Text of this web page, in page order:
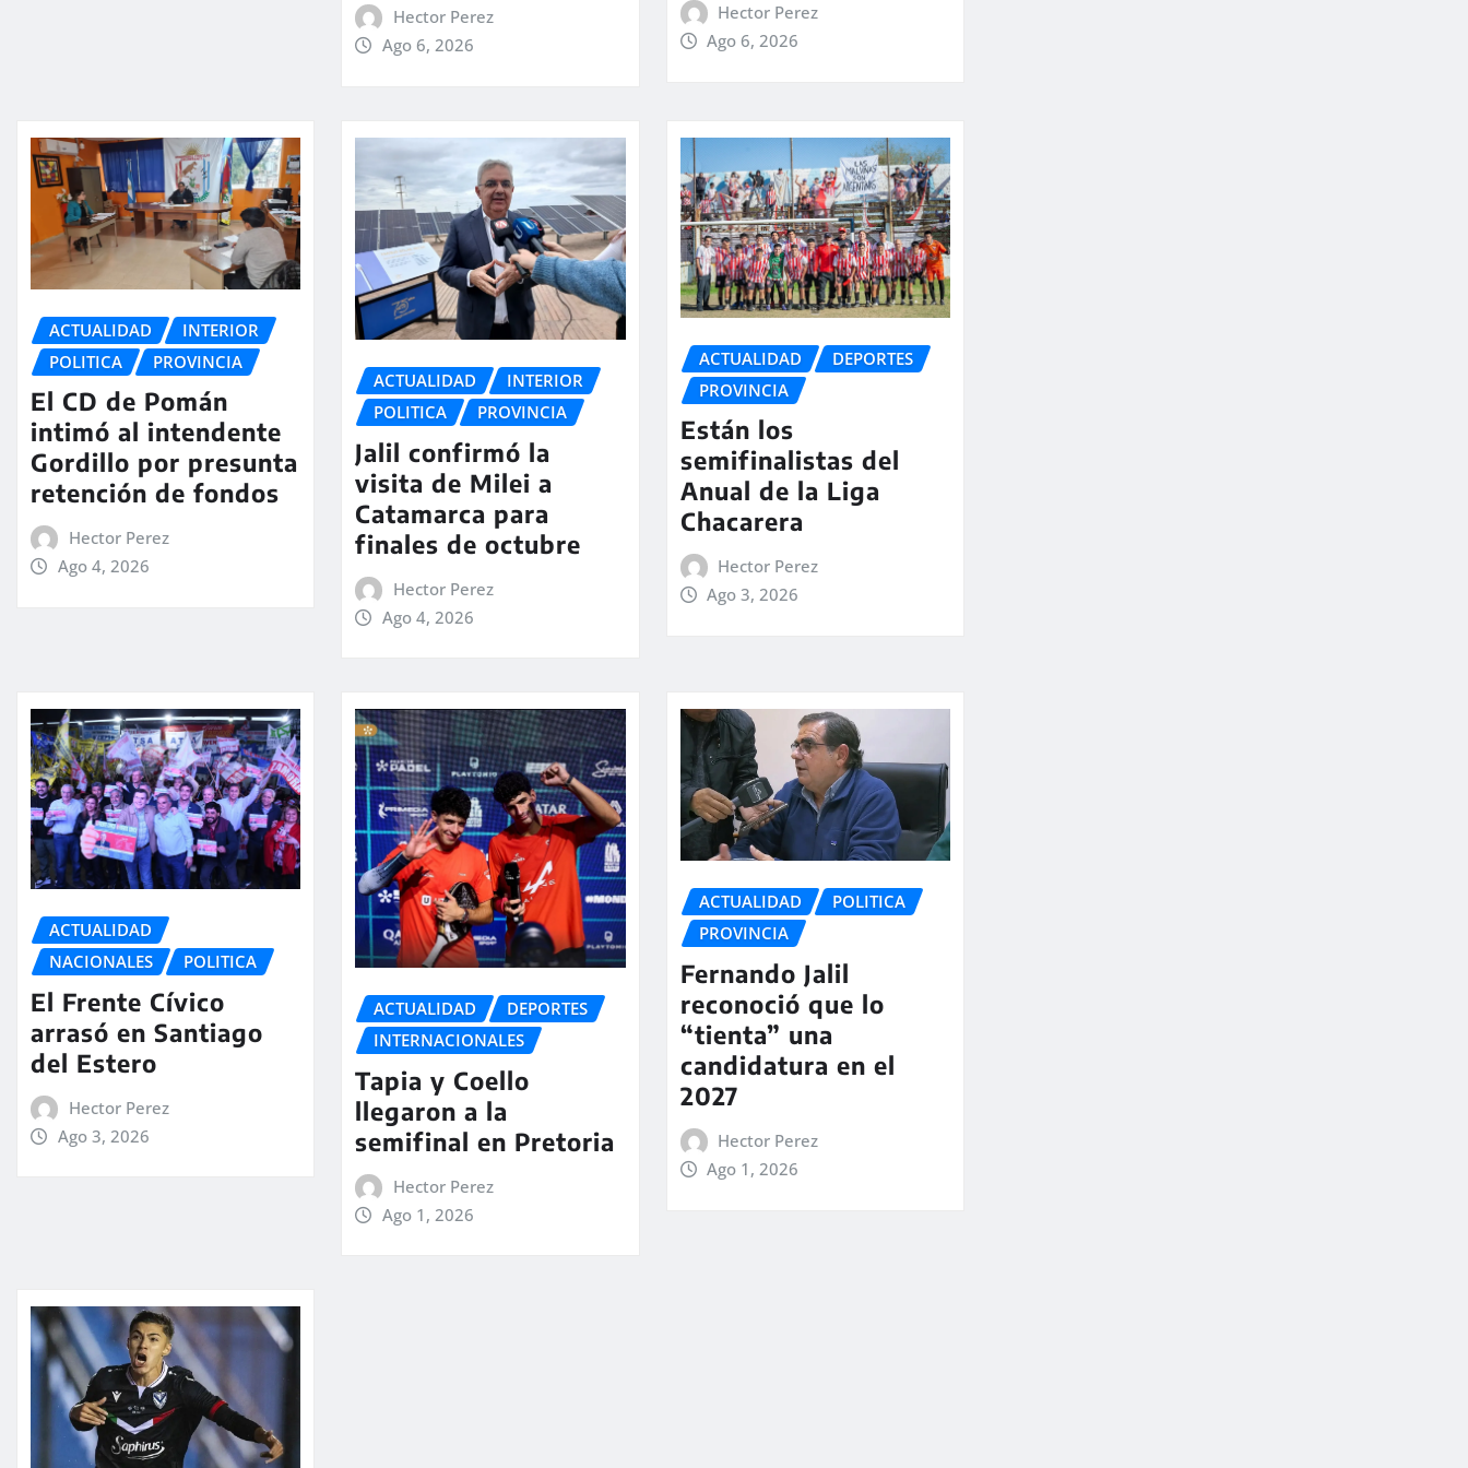
Hector Perez
Ago 6, 2026
Hector Perez
Ago 6, 2026
ACTUALIDAD
INTERIOR
POLITICA
PROVINCIA
El CD de Pomán
intimó al intendente
Gordillo por presunta
retención de fondos
Hector Perez
Ago 4, 2026
ACTUALIDAD
INTERIOR
POLITICA
PROVINCIA
Jalil confirmó la
visita de Milei a
Catamarca para
finales de octubre
Hector Perez
Ago 4, 2026
ACTUALIDAD
DEPORTES
PROVINCIA
Están los
semifinalistas del
Anual de la Liga
Chacarera
Hector Perez
Ago 3, 2026
ACTUALIDAD
NACIONALES
POLITICA
El Frente Cívico
arrasó en Santiago
del Estero
Hector Perez
Ago 3, 2026
ACTUALIDAD
DEPORTES
INTERNACIONALES
Tapia y Coello
llegaron a la
semifinal en Pretoria
Hector Perez
Ago 1, 2026
ACTUALIDAD
POLITICA
PROVINCIA
Fernando Jalil
reconoció que lo
“tienta” una
candidatura en el
2027
Hector Perez
Ago 1, 2026